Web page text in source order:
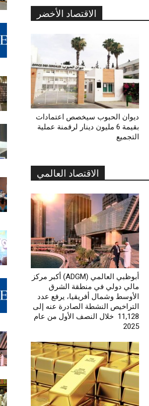
الاقتصاد الأخضر
ديوان الحبوب سيخصص اعتمادات
بقيمة 6 مليون دينار لرقمنة عملية
التجميع
الاقتصاد العالمي
أبوظبي العالمي (ADGM) أكبر مركز
مالي دولي في منطقة الشرق
الأوسط وشمال أفريقيا، يرفع عدد
التراخيص النشطة الصادرة عنه إلى
11,128 خلال النصف الأول من عام
2025